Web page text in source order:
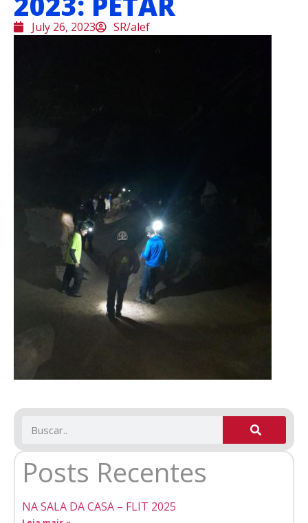
July 26, 2023 SR/alef
Posts Recentes
NA SALA DA CASA – FLIT 2025